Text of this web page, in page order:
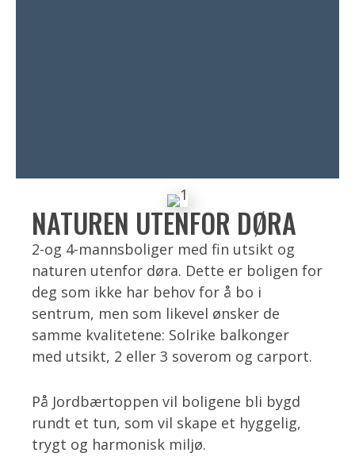
NATUREN UTENFOR DØRA
2-og 4-mannsboliger med fin utsikt og
naturen utenfor døra. Dette er boligen for
deg som ikke har behov for å bo i
sentrum, men som likevel ønsker de
samme kvalitetene: Solrike balkonger
med utsikt, 2 eller 3 soverom og carport.
På Jordbærtoppen vil boligene bli bygd
rundt et tun, som vil skape et hyggelig,
trygt og harmonisk miljø.